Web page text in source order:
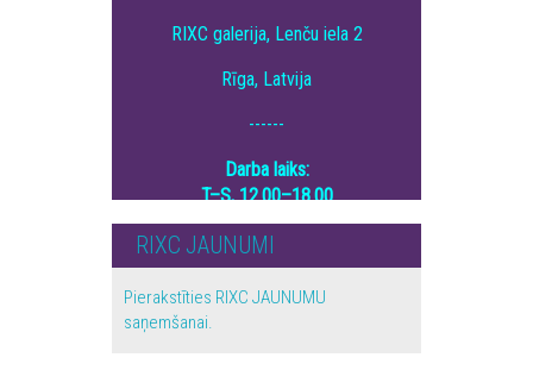
RIXC galerija, Lenču iela 2
Rīga, Latvija
------
Darba laiks:
T–S, 12.00–18.00
RIXC JAUNUMI
Pierakstīties RIXC JAUNUMU
saņemšanai.